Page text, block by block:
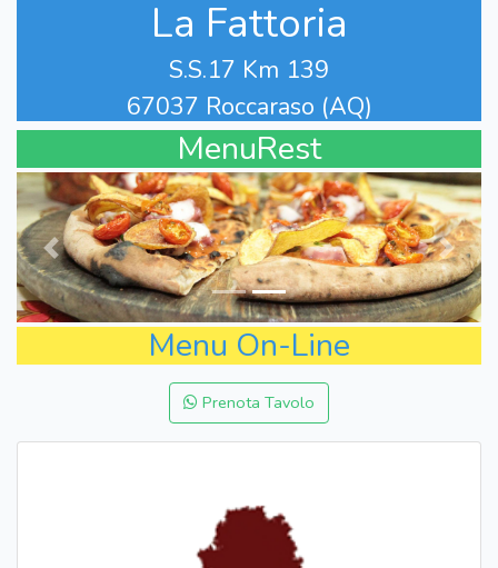
La Fattoria
S.S.17 Km 139
67037 Roccaraso (AQ)
MenuRest
Menu On-Line
Prenota Tavolo